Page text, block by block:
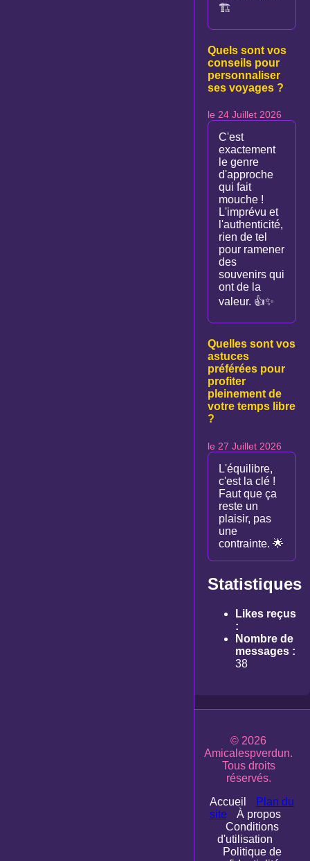
🏗️
Quels sont vos
conseils pour
personnaliser
ses voyages ?
le 24 Juillet 2026
C'est
exactement
le genre
d'approche
qui fait
mouche !
L'imprévu et
l'authenticité,
rien de tel
pour ramener
des
souvenirs qui
ont de la
valeur. 👍✨
Quelles sont vos
astuces
préférées pour
profiter
pleinement de
votre temps libre
?
le 27 Juillet 2026
L'équilibre,
c'est la clé !
Faut que ça
reste un
plaisir, pas
une
contrainte. 🌟
Statistiques
Likes reçus
:
Nombre de
messages :
38
© 2026
Amicalespverdun.
Tous droits
réservés.
Accueil
Plan du
site
À propos
Conditions
d'utilisation
Politique de